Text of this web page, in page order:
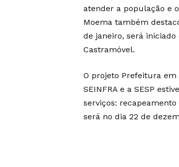
atender a população e
Moema também
de janeiro, será
Castramóvel.
O projeto Prefeitura
SEINFRA e a SESP
serviços:
será no dia 22 de